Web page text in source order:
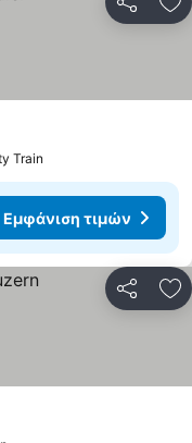
Train
Εμφάνιση τιμών